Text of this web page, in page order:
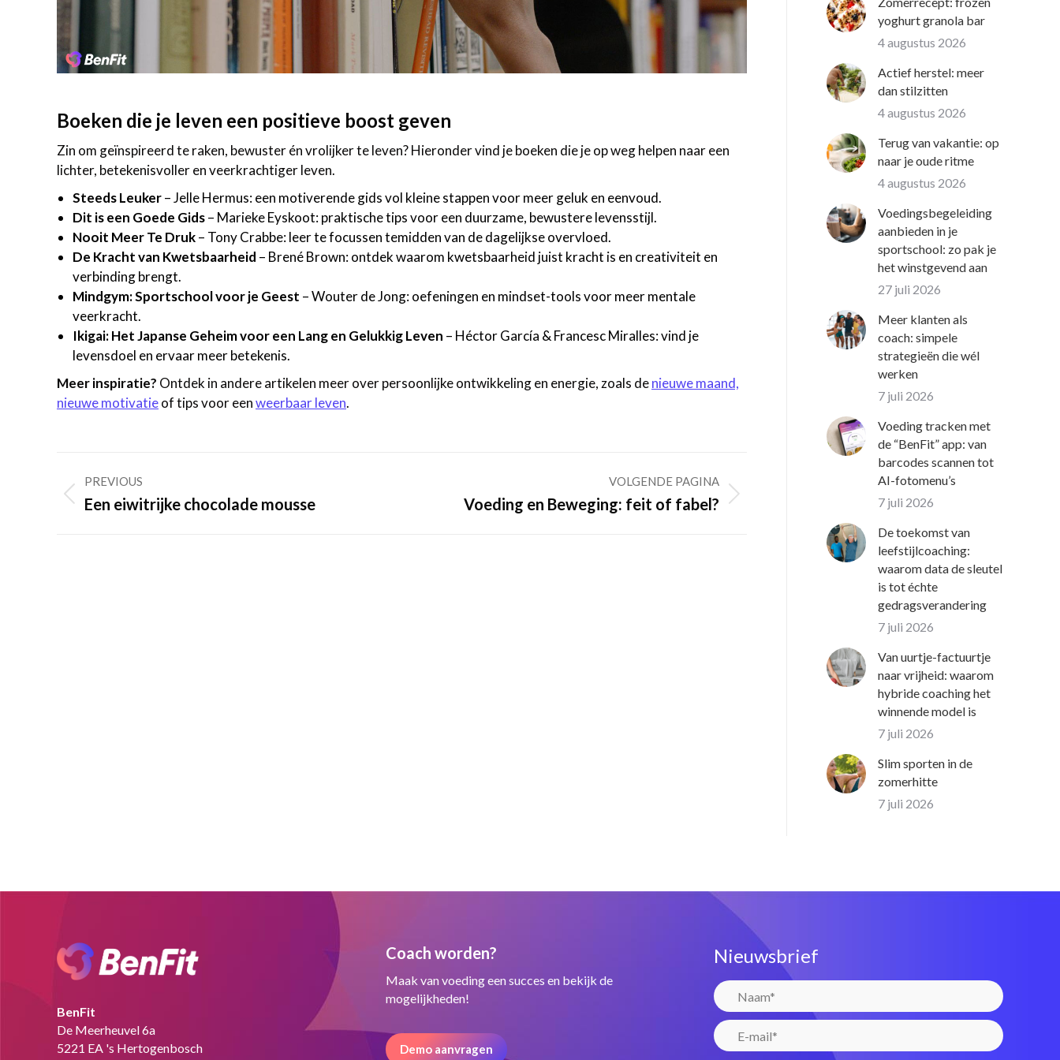
Boeken die je leven een positieve boost geven
Zin om geïnspireerd te raken, bewuster én vrolijker te leven? Hieronder vind je boeken die je op weg helpen naar een
lichter, betekenisvoller en veerkrachtiger leven.
Steeds Leuker– Jelle Hermus: een motiverende gids vol kleine stappen voor meer geluk en eenvoud.
Dit is een Goede Gids– Marieke Eyskoot: praktische tips voor een duurzame, bewustere levensstijl.
Nooit Meer Te Druk– Tony Crabbe: leer te focussen temidden van de dagelijkse overvloed.
De Kracht van Kwetsbaarheid – Brené Brown: ontdek waarom kwetsbaarheid juist kracht is en creativiteit en
verbinding brengt.
Mindgym: Sportschool voor je Geest – Wouter de Jong: oefeningen en mindset-tools voor meer mentale
veerkracht.
Ikigai: Het Japanse Geheim voor een Lang en Gelukkig Leven – Héctor García & Francesc Miralles: vind je
levensdoel en ervaar meer betekenis.
Meer inspiratie? Ontdek in andere artikelen meer over persoonlijke ontwikkeling en energie, zoals denieuwe maand,
nieuwe motivatieof tips voor eenweerbaar leven.
navigation
PREVIOUS
Previous
Een eiwitrijke chocolade mousse
VOLGENDE PAGINA
VolgendeVoeding en Beweging: feit of fabel?
yoghurt granola bar
4 augustus 2026
Actief herstel: meer
dan stilzitten
4 augustus 2026
Terug van vakantie: op
naar je oude ritme
4 augustus 2026
Voedingsbegeleiding
aanbieden in je
sportschool: zo pak je
het winstgevend aan
27 juli 2026
Meer klanten als
coach: simpele
strategieën die wél
werken
7 juli 2026
Voeding tracken met
de “BenFit” app: van
barcodes scannen tot
AI-fotomenu’s
7 juli 2026
De toekomst van
leefstijlcoaching:
waarom data de sleutel
is tot échte
gedragsverandering
7 juli 2026
Van uurtje-factuurtje
naar vrijheid: waarom
hybride coaching het
winnende model is
7 juli 2026
Slim sporten in de
zomerhitte
7 juli 2026
BenFit
De Meerheuvel 6a
5221 EA 's Hertogenbosch
Coach worden?
Maak van voeding een succes en bekijk de
mogelijkheden!
Demo aanvragen
Nieuwsbrief